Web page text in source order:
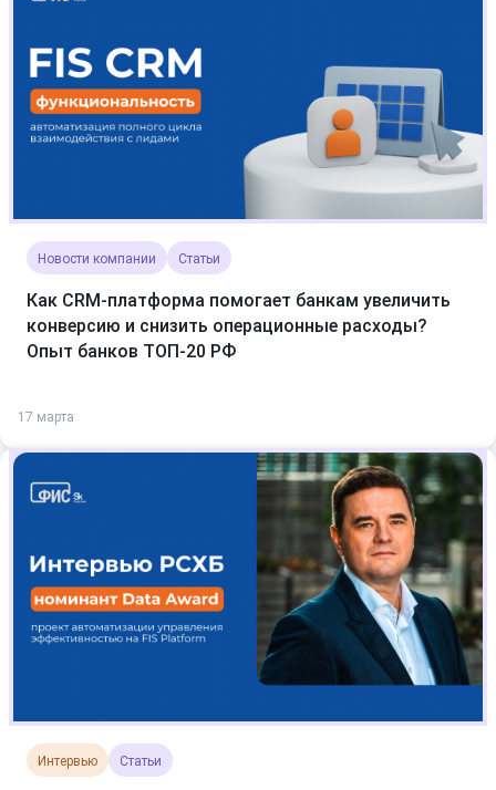
Новости компании Статьи
Как CRM-платформа помогает банкам увеличить
конверсию и снизить операционные расходы?
Опыт банков ТОП-20 РФ
17 марта
Интервью Статьи